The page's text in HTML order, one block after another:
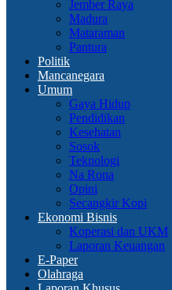
Jember Raya
Madura
Mataraman
Pantura
Politik
Mancanegara
Umum
Gaya Hidup
Pendidikan
Kesehatan
Sosok
Teknologi
Na Rona
Opini
Secangkir Kopi
Ekonomi Bisnis
Koperasi dan UKM
Laporan Keuangan
E-Paper
Olahraga